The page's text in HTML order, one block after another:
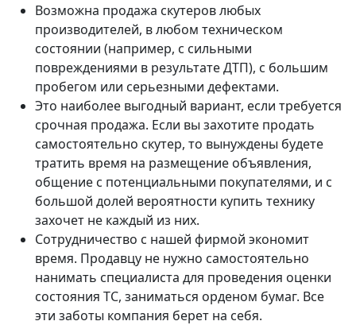
Возможна продажа скутеров любых
производителей, в любом техническом
состоянии (например, с сильными
повреждениями в результате ДТП), с большим
пробегом или серьезными дефектами.
Это наиболее выгодный вариант, если требуется
срочная продажа. Если вы захотите продать
самостоятельно скутер, то вынуждены будете
тратить время на размещение объявления,
общение с потенциальными покупателями, и с
большой долей вероятности купить технику
захочет не каждый из них.
Сотрудничество с нашей фирмой экономит
время. Продавцу не нужно самостоятельно
нанимать специалиста для проведения оценки
состояния ТС, заниматься орденом бумаг. Все
эти заботы компания берет на себя.